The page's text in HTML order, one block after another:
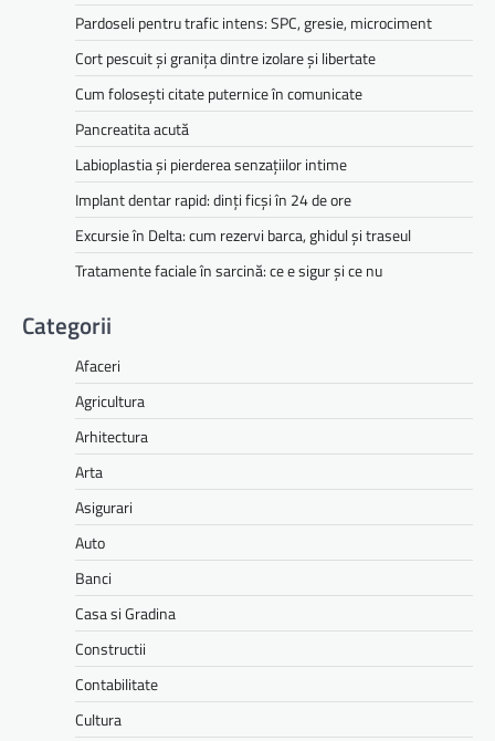
Pardoseli pentru trafic intens: SPC, gresie, microciment
Cort pescuit și granița dintre izolare și libertate
Cum folosești citate puternice în comunicate
Pancreatita acută
Labioplastia și pierderea senzațiilor intime
Implant dentar rapid: dinți ficși în 24 de ore
Excursie în Delta: cum rezervi barca, ghidul și traseul
Tratamente faciale în sarcină: ce e sigur și ce nu
Categorii
Afaceri
Agricultura
Arhitectura
Arta
Asigurari
Auto
Banci
Casa si Gradina
Constructii
Contabilitate
Cultura